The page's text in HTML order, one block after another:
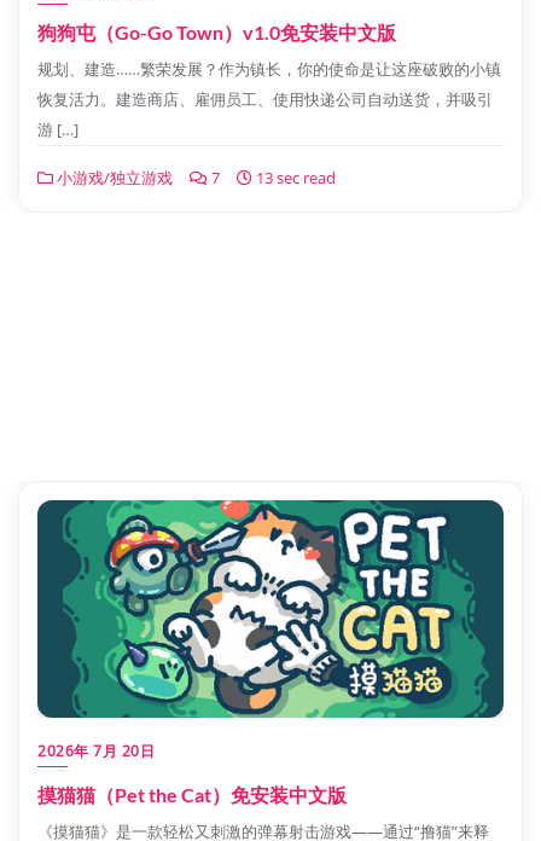
狗狗屯（Go-Go Town）v1.0免安装中文版
规划、建造……繁荣发展？作为镇长，你的使命是让这座破败的小镇
恢复活力。建造商店、雇佣员工、使用快递公司自动送货，并吸引
游 […]
小游戏/独立游戏 7 13 sec read
2026年 7月 20日
摸猫猫（Pet the Cat）免安装中文版
《摸猫猫》是一款轻松又刺激的弹幕射击游戏——通过“撸猫”来释